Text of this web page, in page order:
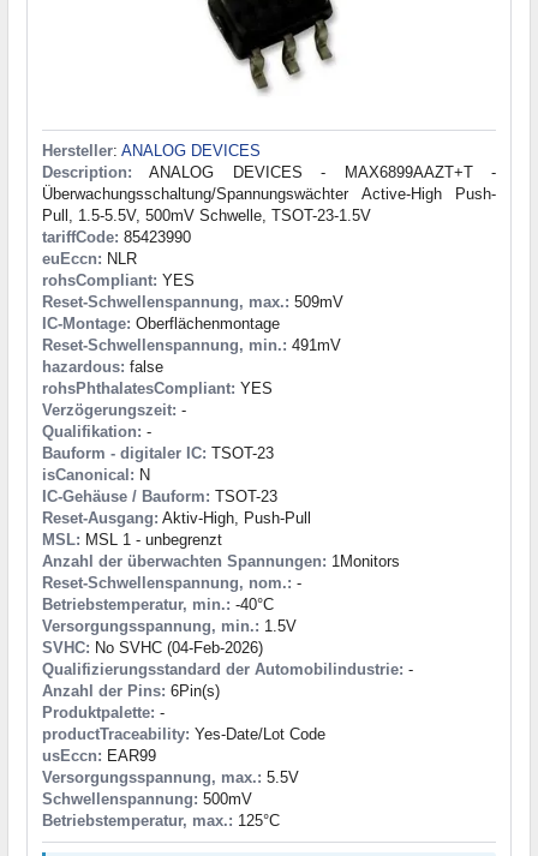
Hersteller: ANALOG DEVICES
Description: ANALOG DEVICES - MAX6899AAZT+T -
Überwachungsschaltung/Spannungswächter Active-High Push-
Pull, 1.5-5.5V, 500mV Schwelle, TSOT-23-1.5V
tariffCode: 85423990
euEccn: NLR
rohsCompliant: YES
Reset-Schwellenspannung, max.: 509mV
IC-Montage: Oberflächenmontage
Reset-Schwellenspannung, min.: 491mV
hazardous: false
rohsPhthalatesCompliant: YES
Verzögerungszeit: -
Qualifikation: -
Bauform - digitaler IC: TSOT-23
isCanonical: N
IC-Gehäuse / Bauform: TSOT-23
Reset-Ausgang: Aktiv-High, Push-Pull
MSL: MSL 1 - unbegrenzt
Anzahl der überwachten Spannungen: 1Monitors
Reset-Schwellenspannung, nom.: -
Betriebstemperatur, min.: -40°C
Versorgungsspannung, min.: 1.5V
SVHC: No SVHC (04-Feb-2026)
Qualifizierungsstandard der Automobilindustrie: -
Anzahl der Pins: 6Pin(s)
Produktpalette: -
productTraceability: Yes-Date/Lot Code
usEccn: EAR99
Versorgungsspannung, max.: 5.5V
Schwellenspannung: 500mV
Betriebstemperatur, max.: 125°C